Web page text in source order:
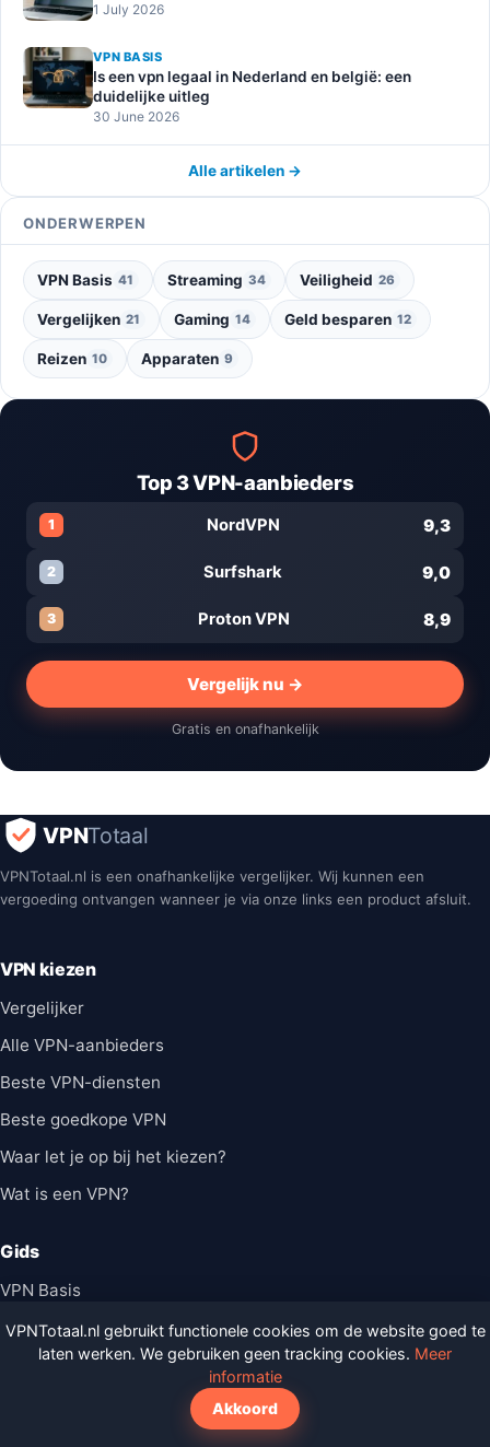
1 July 2026
VPN BASIS
Is een vpn legaal in Nederland en belgië: een
duidelijke uitleg
30 June 2026
Alle artikelen →
ONDERWERPEN
VPN Basis 41 Streaming 34 Veiligheid 26
Vergelijken 21 Gaming 14 Geld besparen 12
Reizen 10 Apparaten 9
Top 3 VPN-aanbieders
1 NordVPN 9,3
2 Surfshark 9,0
3 Proton VPN 8,9
Vergelijk nu →
Gratis en onafhankelijk
VPNTotaal
VPNTotaal.nl is een onafhankelijke vergelijker. Wij kunnen een
vergoeding ontvangen wanneer je via onze links een product afsluit.
VPN kiezen
Vergelijker
Alle VPN-aanbieders
Beste VPN-diensten
Beste goedkope VPN
Waar let je op bij het kiezen?
Wat is een VPN?
Gids
VPN Basis
Streaming
Veiligheid
VPNTotaal.nl gebruikt functionele cookies om de website goed te
laten werken. We gebruiken geen tracking cookies. Meer
informatie
Akkoord